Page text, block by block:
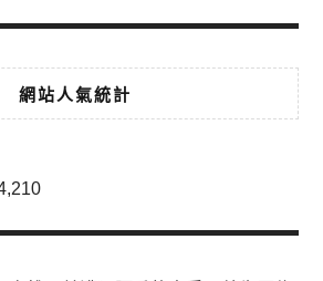
網站人氣統計